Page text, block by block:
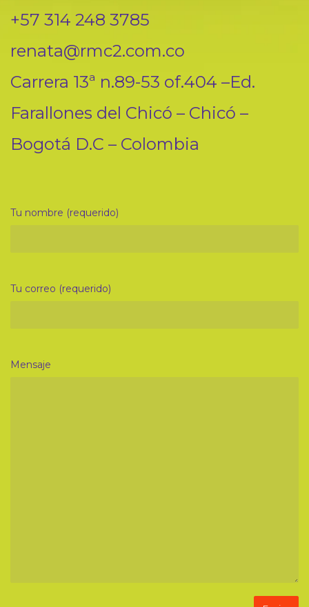
+57 314 248 3785
renata@rmc2.com.co
Carrera 13ª n.89-53 of.404 –Ed.
Farallones del Chicó – Chicó –
Bogotá D.C – Colombia
Tu nombre (requerido)
Tu correo (requerido)
Mensaje